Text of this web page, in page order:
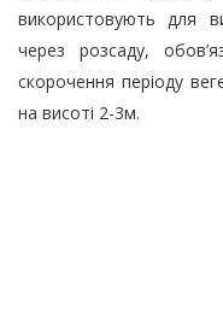
використовують для
через розсаду,
скорочення періоду
на висоті 2-3м.